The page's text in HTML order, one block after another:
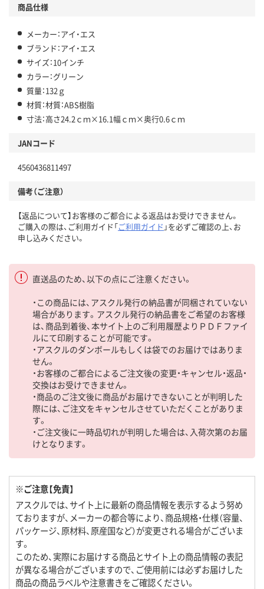
商品仕様
メーカー：アイ・エス
ブランド：アイ・エス
サイズ：10インチ
カラー：グリーン
質量：132ｇ
材質：材質：ABS樹脂
寸法：高さ24.2ｃｍ×16.1幅ｃｍ×奥行0.6ｃｍ
JANコード
4560436811497
備考（ご注意）
【返品について】お客様のご都合による返品はお受けできません。
ご購入の際は、ご利用ガイド「ご利用ガイド 」を必ずご確認の上、お
申し込みください。
直送品のため、以下の点にご注意ください。
・この商品には、アスクル発行の納品書が同梱されていない
場合があります。アスクル発行の納品書をご希望のお客様
は、商品到着後、本サイト上のご利用履歴よりＰＤＦファイ
ルにて印刷することが可能です。
・アスクルのダンボールもしくは袋でのお届けではありま
せん。
・お客様のご都合によるご注文後の変更・キャンセル・返品・
交換はお受けできません。
・商品のご注文後に商品がお届けできないことが判明した
際には、ご注文をキャンセルさせていただくことがありま
す。
・ご注文後に一時品切れが判明した場合は、入荷次第のお届
けとなります。
※ご注意【免責】
アスクルでは、サイト上に最新の商品情報を表示するよう努め
ておりますが、メーカーの都合等により、商品規格・仕様（容量、
パッケージ、原材料、原産国など）が変更される場合がございま
す。
このため、実際にお届けする商品とサイト上の商品情報の表記
が異なる場合がございますので、ご使用前には必ずお届けした
商品の商品ラベルや注意書きをご確認ください。